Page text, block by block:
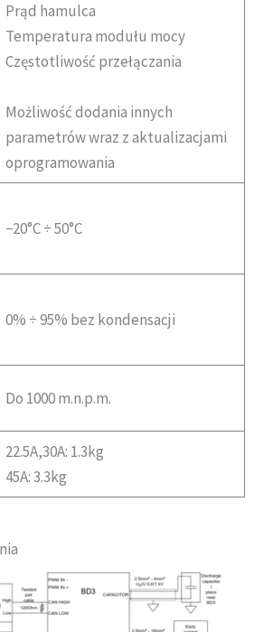
Prąd hamulca
Temperatura modułu mocy
Częstotliwość przełączania
Możliwość dodania innych
parametrów wraz z aktualizacjami
oprogramowania
−20°C ÷ 50°C
0% ÷ 95% bez kondensacji
Do 1000 m.n.p.m.
22.5A,30A: 1.3kg
45A: 3.3kg